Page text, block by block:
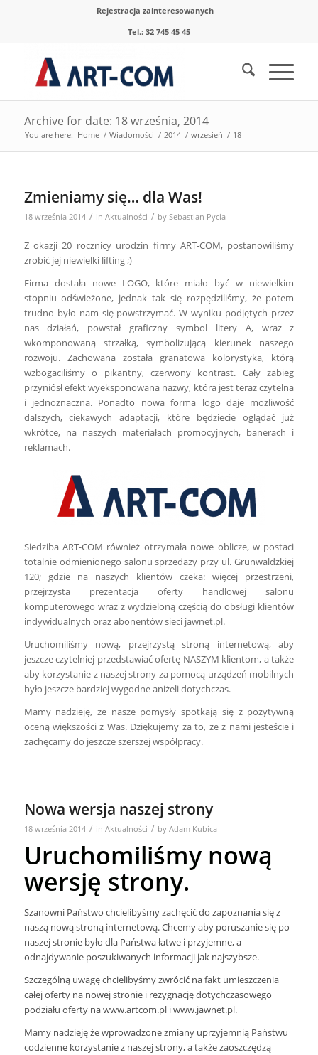
Rejestracja zainteresowanych
Tel.: 32 745 45 45
Archive for date: 18 września, 2014
You are here: Home / Wiadomości / 2014 / wrzesień / 18
Zmieniamy się… dla Was!
18 września 2014 / in Aktualności / by Sebastian Pycia
Z okazji 20 rocznicy urodzin firmy ART-COM, postanowiliśmy
zrobić jej niewielki lifting ;)
Firma dostała nowe LOGO, które miało być w niewielkim
stopniu odświeżone, jednak tak się rozpędziliśmy, że potem
trudno było nam się powstrzymać. W wyniku podjętych przez
nas działań, powstał graficzny symbol litery A, wraz z
wkomponowaną strzałką, symbolizującą kierunek naszego
rozwoju. Zachowana została granatowa kolorystyka, którą
wzbogaciliśmy o pikantny, czerwony kontrast. Cały zabieg
przyniósł efekt wyeksponowana nazwy, która jest teraz czytelna
i jednoznaczna. Ponadto nowa forma logo daje możliwość
dalszych, ciekawych adaptacji, które będziecie oglądać już
wkrótce, na naszych materiałach promocyjnych, banerach i
reklamach.
Siedziba ART-COM również otrzymała nowe oblicze, w postaci
totalnie odmienionego salonu sprzedaży przy ul. Grunwaldzkiej
120; gdzie na naszych klientów czeka: więcej przestrzeni,
przejrzysta prezentacja oferty handlowej salonu
komputerowego wraz z wydzieloną częścią do obsługi klientów
indywidualnych oraz abonentów sieci jawnet.pl.
Uruchomiliśmy nową, przejrzystą stroną internetową, aby
jeszcze czytelniej przedstawiać ofertę NASZYM klientom, a także
aby korzystanie z naszej strony za pomocą urządzeń mobilnych
było jeszcze bardziej wygodne aniżeli dotychczas.
Mamy nadzieję, że nasze pomysły spotkają się z pozytywną
oceną większości z Was. Dziękujemy za to, że z nami jesteście i
zachęcamy do jeszcze szerszej współpracy.
Nowa wersja naszej strony
18 września 2014 / in Aktualności / by Adam Kubica
Uruchomiliśmy nową
wersję strony.
Szanowni Państwo chcielibyśmy zachęcić do zapoznania się z
naszą nową stroną internetową. Chcemy aby poruszanie się po
naszej stronie było dla Państwa łatwe i przyjemne, a
odnajdywanie poszukiwanych informacji jak najszybsze.
Szczególną uwagę chcielibyśmy zwrócić na fakt umieszczenia
całej oferty na nowej stronie i rezygnację dotychczasowego
podziału oferty na www.artcom.pl i www.jawnet.pl.
Mamy nadzieję że wprowadzone zmiany uprzyjemnią Państwu
codzienne korzystanie z naszej strony, a także zaoszczędzą